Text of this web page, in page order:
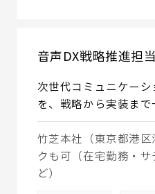
音声DX戦略推進担
次世代コミュニケー
を、戦略から実装ま
竹芝本社（東京都港
クも可（在宅勤務・
ど）